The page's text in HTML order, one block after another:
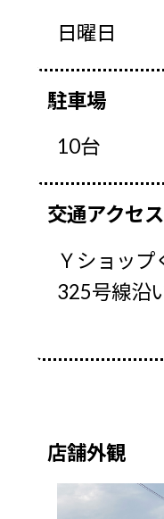
日曜日
駐車場
10台
交通アクセス
Ｙショップ
325号線沿
店舗外観